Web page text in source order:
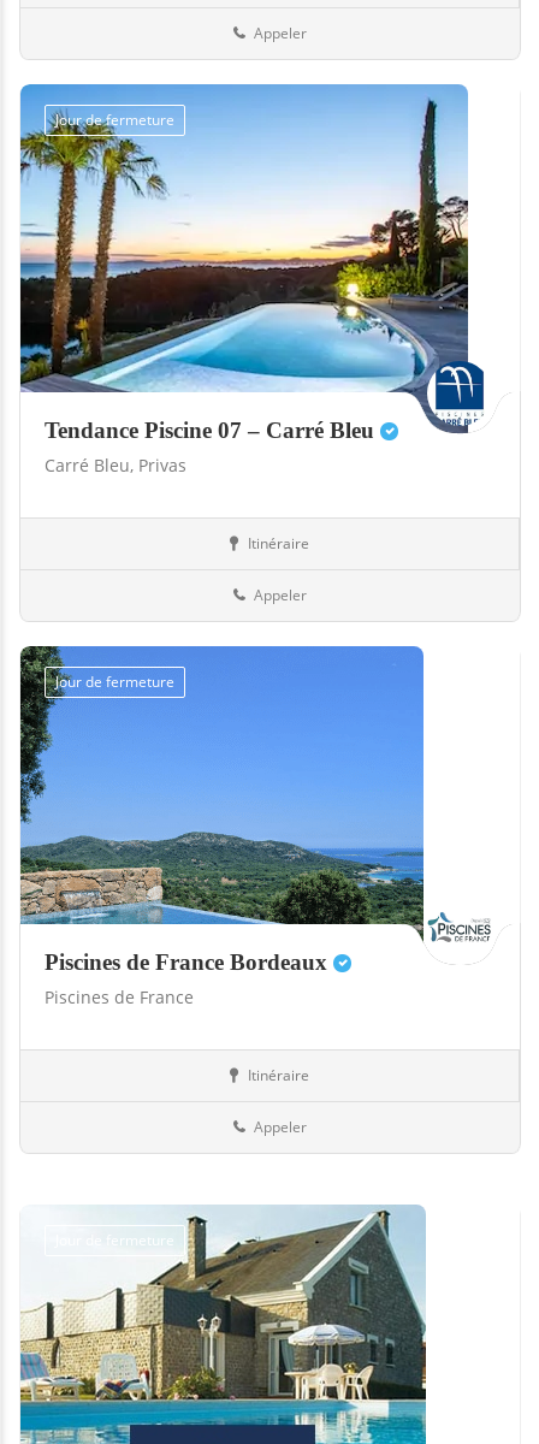
Appeler
Jour de fermeture
Tendance Piscine 07 – Carré Bleu
Carré Bleu, Privas
Itinéraire
Appeler
Jour de fermeture
Piscines de France Bordeaux
Piscines de France
Itinéraire
Appeler
Jour de fermeture